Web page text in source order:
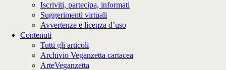
Iscriviti, partecipa, informati
Suggerimenti virtuali
Avvertenze e licenza d’uso
Contenuti
Tutti gli articoli
Archivio Veganzetta cartacea
ArteVeganzetta